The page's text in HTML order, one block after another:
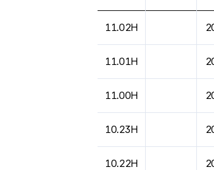
11.02H
11.01H
11.00H
10.23H
10.22H